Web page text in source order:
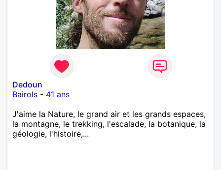
Dedoun
Bairols - 41 ans
J'aime la Nature, le grand air et les grands espaces,
la montagne, le trekking, l'escalade, la botanique, la
géologie, l'histoire,...